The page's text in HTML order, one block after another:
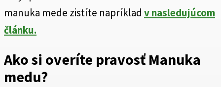
manuka mede zistíte napríklad v nasledujúcom
článku.
Ako si overíte pravosť Manuka
medu?